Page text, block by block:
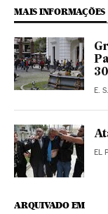
MAIS INFORMAÇÕES
E. S.
EL
ARQUIVADO EM